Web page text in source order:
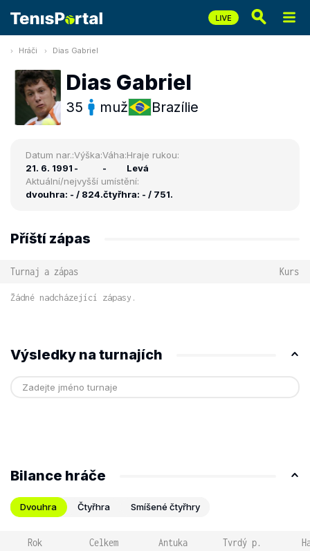
Hráči Dias Gabriel
Dias Gabriel
35 muž Brazílie
Datum nar.:
21. 6. 1991
Výška:
-
Váha:
-
Hraje rukou:
Levá
Aktuální/nejvyšší umístění:
dvouhra: - / 824.čtyřhra: - / 751.
Příští zápas
Turnaj a zápas Kurs
Žádné nadcházející zápasy.
Výsledky na turnajích
Bilance hráče
Dvouhra Čtyřhra Smíšené čtyřhry
Rok Celkem Antuka Tvrdý p.